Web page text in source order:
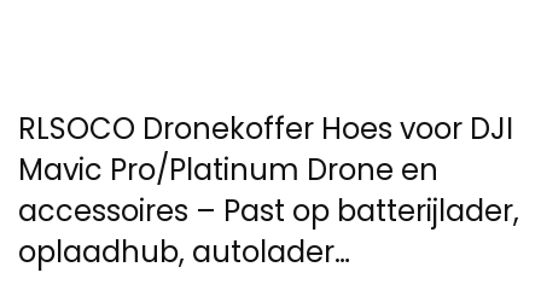
RLSOCO Dronekoffer Hoes voor DJI
Mavic Pro/Platinum Drone en
accessoires – Past op batterijlader,
oplaadhub, autolader…